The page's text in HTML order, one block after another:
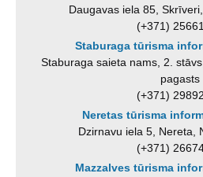
Daugavas iela 85,
(+371)
Staburaga tūrisma
Staburaga saieta nams, 2.
pagasts
(+371)
Neretas tūrisma
Dzirnavu iela 5, Nereta,
(+371)
Mazzalves tūrisma